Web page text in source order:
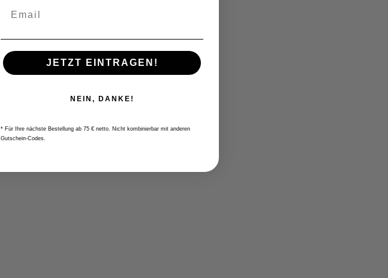
JETZT EINTRAGEN!
NEIN, DANKE!
* Für Ihre nächste Bestellung ab 75 € netto. Nicht kombinierbar mit anderen
Gutschein-Codes.